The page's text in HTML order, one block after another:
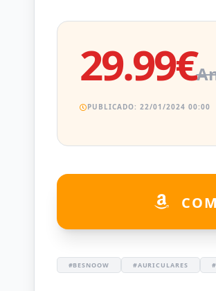
29.99€
PUBLICADO: 22/01/2024 00:00
#BESNOOW #AURICULARES